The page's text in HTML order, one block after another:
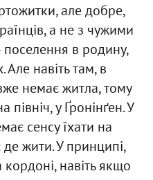
але добре,
а не з чужими
в родину,
навіть там, в
немає житла, тому
північ, у Ґронінґен. У
сенсу їхати на
жити. У принципі,
кордоні, навіть якщо